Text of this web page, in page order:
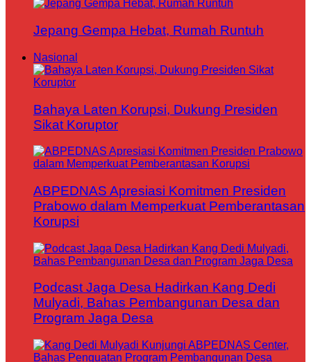
Jepang Gempa Hebat, Rumah Runtuh
Nasional
Bahaya Laten Korupsi, Dukung Presiden
Sikat Koruptor
ABPEDNAS Apresiasi Komitmen Presiden
Prabowo dalam Memperkuat Pemberantasan
Korupsi
Podcast Jaga Desa Hadirkan Kang Dedi
Mulyadi, Bahas Pembangunan Desa dan
Program Jaga Desa